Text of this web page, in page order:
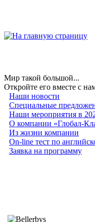
Мир такой большой...
Откройте его вместе с
Наши новости
Специальные
Наши мероприятия в
О компании «Глобал-
Из жизни компании
On-line тест по
Заявка на программу